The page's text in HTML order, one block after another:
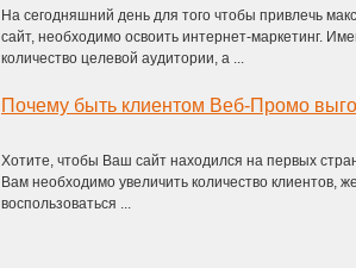
На сегодняшний день для того чтобы привлечь
сайт, необходимо освоить интернет-маркетинг.
количество целевой аудитории, а ...
Почему быть клиентом Веб-Промо
Хотите, чтобы Ваш сайт находился на первых
Вам необходимо увеличить количество
воспользоваться ...